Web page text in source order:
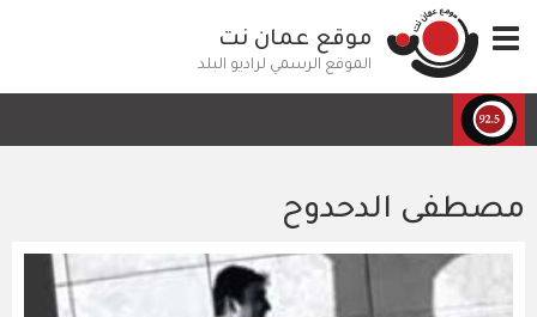
إلى
المحتوى
الرئيسي
Toggle
navigation
موقع عمان نت
الموقع الرسمي لراديو البلد
مصطفى الدحدوح